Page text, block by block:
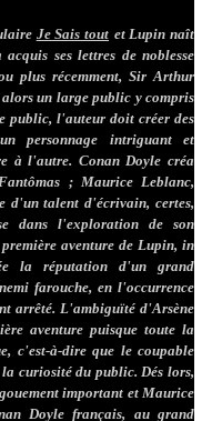
Je Sais tout et Lupin naît
ses lettres de noblesse
plus récemment, Sir Arthur
alors un large public y compris
public, l'auteur doit créer des
personnage intriguant et
à l'autre. Conan Doyle créa
; Maurice Leblanc,
d'un talent d'écrivain, certes,
dans l'exploration de son
aventure de Lupin, in
la réputation d'un grand
farouche, en l'occurrence
arrêté. L'ambiguïté d'Arsène
aventure puisque toute la
c'est-à-dire que le coupable
curiosité du public. Dés lors,
important et Maurice
Doyle français, au grand